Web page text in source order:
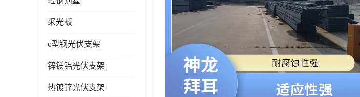
采光板
c型钢光伏支架
锌镁铝光伏支架
热镀锌光伏支架